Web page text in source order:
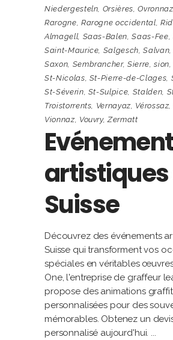
Niedergesteln, Orsières,Ovronnaz
Rarogne, Rarogne occidental,
Almagell, Saas-Balen,Saas-Fee,
Saint-Maurice, Salgesch,Salvan,
Saxon, Sembrancher,Sierre,sion
St-Nicolas, St-Pierre-de-Clages,
St-Séverin, St-Sulpice, Stalden,
Troistorrents, Vernayaz, Vérossaz,
Vionnaz, Vouvry,Zermatt
artistiques
Suisse
Découvrez des événements
Suisse qui transforment vos
spéciales en véritables
One, l'entreprise de graffeur
propose des animations
personnalisées pour des
mémorables. Obtenez un
personnalisé aujourd'hui.